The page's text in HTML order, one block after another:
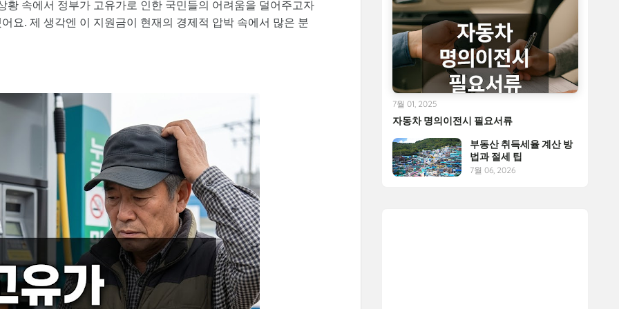
황 속에서 정부가 고유가로 인한 국민들의 어려움을 덜어주고자
요. 제 생각엔 이 지원금이 현재의 경제적 압박 속에서 많은 분
자동차 명의이전시 필요서류
7월 01, 2025
부동산 취득세율 계산 방
법과 절세 팁
7월 06, 2026